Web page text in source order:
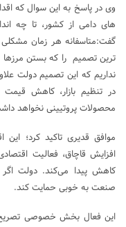
وی در پاسخ به این سوال که
های دامی از کشور، تا چه
گفت:متاسفانه هر زمان
ترین تصمیم را که بستن
نداریم که این تصمیم دولت
در تنظیم بازار، کاهش
محصولات پروتیینی نخواهد
موافق قدیری تاکید کرد؛ این
افزایش قاچاق، فعالیت
کاهش پیدا می‌کند. دولت اگر
صنعت به خوبی حمایت کند.
این فعال بخش خصوصی تصریح